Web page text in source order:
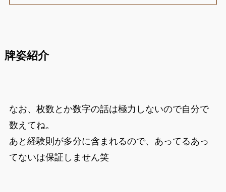
牌姿紹介
なお、枚数とか数字の話は極力しないので自分で
数えてね。
あと経験則が多分に含まれるので、あってるあっ
てないは保証しません笑